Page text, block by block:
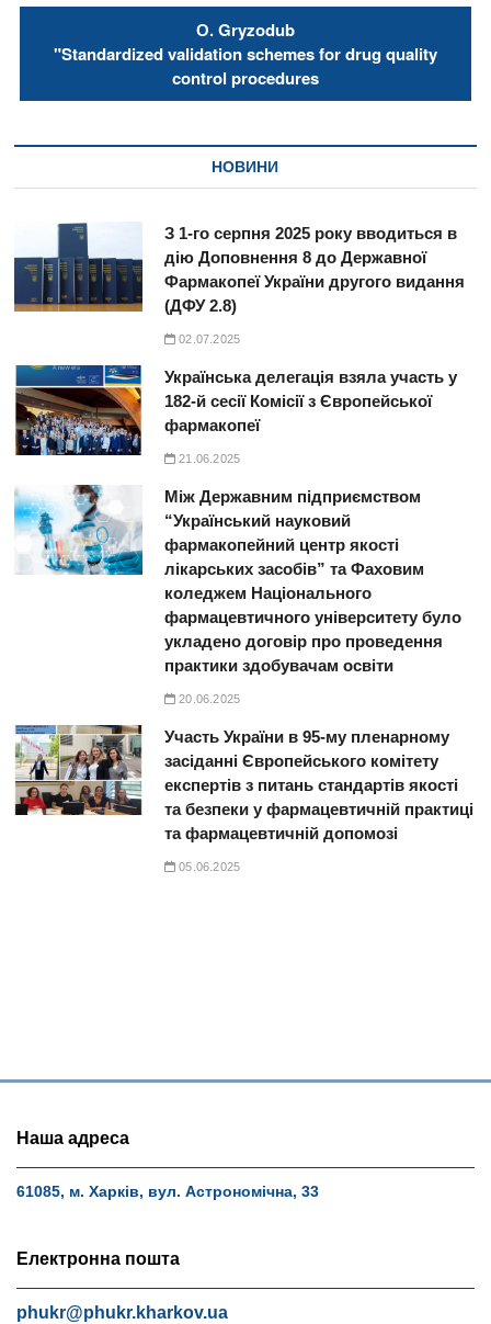
О. Gryzodub
"Standardized validation schemes for drug quality
control procedures
НОВИНИ
З 1-го серпня 2025 року вводиться в
дію Доповнення 8 до Державної
Фармакопеї України другого видання
(ДФУ 2.8)
02.07.2025
Українська делегація взяла участь у
182-й сесії Комісії з Європейської
фармакопеї
21.06.2025
Між Державним підприємством
“Український науковий
фармакопейний центр якості
лікарських засобів” та Фаховим
коледжем Національного
фармацевтичного університету було
укладено договір про проведення
практики здобувачам освіти
20.06.2025
Участь України в 95-му пленарному
засіданні Європейського комітету
експертів з питань стандартів якості
та безпеки у фармацевтичній практиці
та фармацевтичній допомозі
05.06.2025
Наша адреса
61085, м. Харків, вул. Астрономічна, 33
Електронна пошта
phukr@phukr.kharkov.ua